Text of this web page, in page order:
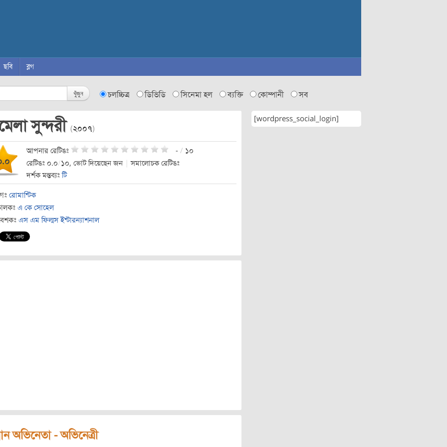
ছবি ব্লগ
খুঁজুন চলচ্চিত্র ডিভিডি সিনেমা হল ব্যক্তি কোম্পানী সব
সুন্দরী (২০০৭)
আপনার রেটিঙঃ - / ১০
রেটিঙঃ ০.০/১০, ভোট দিয়েছেন জন
সমালোচক রেটিঙঃ
দর্শক মন্তব্যঃটি
রোমান্টিক
এ কে সোহেল
এস এম ফিল্মস ইন্টারন্যাশনাল
অভিনেতা - অভিনেত্রী
[wordpress_social_login]